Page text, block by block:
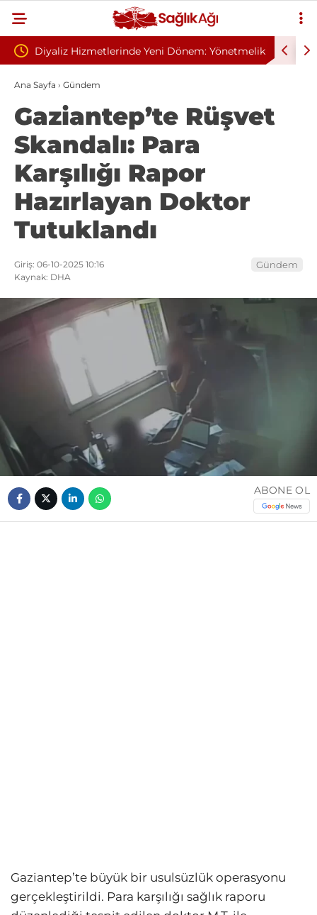
Dönem: Yönetmelik Sivilce Sandı, Cilt Kanseri Çıktı:
Ana Sayfa › Gündem
Gaziantep’te Rüşvet
Skandalı: Para
Karşılığı Rapor
Hazırlayan Doktor
Tutuklandı
Giriş: 06-10-2025 10:16
Kaynak: DHA
Gündem
ABONE OL
Gaziantep’te büyük bir usulsüzlük operasyonu
gerçekleştirildi. Para karşılığı sağlık raporu